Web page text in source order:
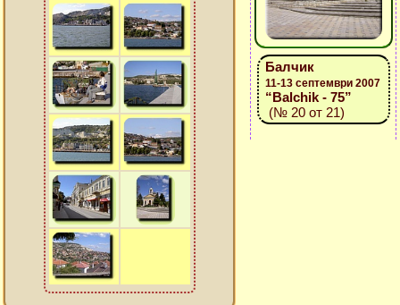
Балчик
11-13 септември 2007
“Balchik - 75”
(№ 20 от 21)